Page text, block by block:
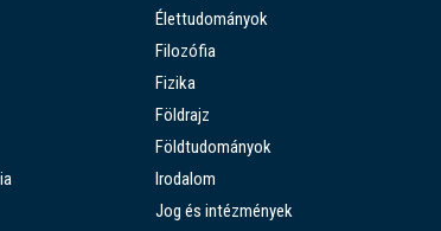
Élettudományok
Filozófia
Fizika
Földrajz
Földtudományok
Irodalom
Jog és intézmények